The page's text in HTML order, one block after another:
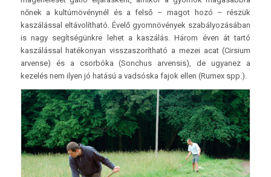
nőnek a kultúrnövénynél és a felső – magot hozó – részük
kaszálással eltávolítható. Évelő gyomnövények szabályozásában
is nagy segítségünkre lehet a kaszálás. Három éven át tartó
kaszálással hatékonyan visszaszorítható a mezei acat (Cirsium
arvense) és a csorbóka (Sonchus arvensis), de ugyanez a
kezelés nem ilyen jó hatású a vadsóska fajok ellen (Rumex spp.).